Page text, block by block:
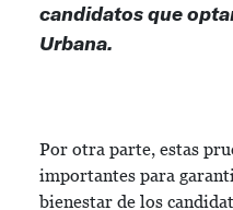
candidatos que
Urbana.
Por otra parte, estas
importantes para
bienestar de los